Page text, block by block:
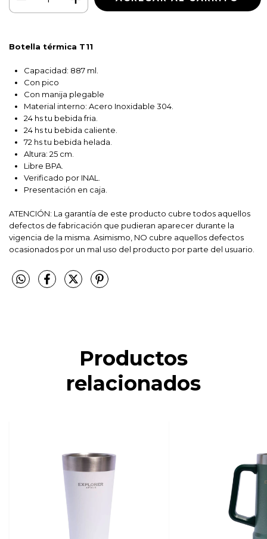
Botella térmica T11
Capacidad: 887 ml.
Con pico
Con manija plegable
Material interno: Acero Inoxidable 304.
24 hs tu bebida fria.
24 hs tu bebida caliente.
72 hs tu bebida helada.
Altura: 25 cm.
Libre BPA.
Verificado por INAL.
Presentación en caja.
ATENCIÓN: La garantía de este producto cubre todos aquellos
defectos de fabricación que pudieran aparecer durante la
vigencia de la misma. Asimismo, NO cubre aquellos defectos
ocasionados por un mal uso del producto por parte del usuario.
Productos
relacionados